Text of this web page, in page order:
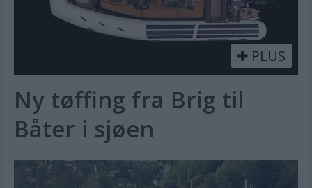
PLUS
Ny tøffing fra Brig til
Båter i sjøen